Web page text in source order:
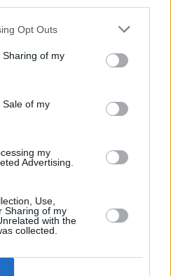
Opt Outs
of my
of my
my
Advertising.
Use,
Sharing of my
with the
collected.
στην Ελλάδα –
της ΕΕ